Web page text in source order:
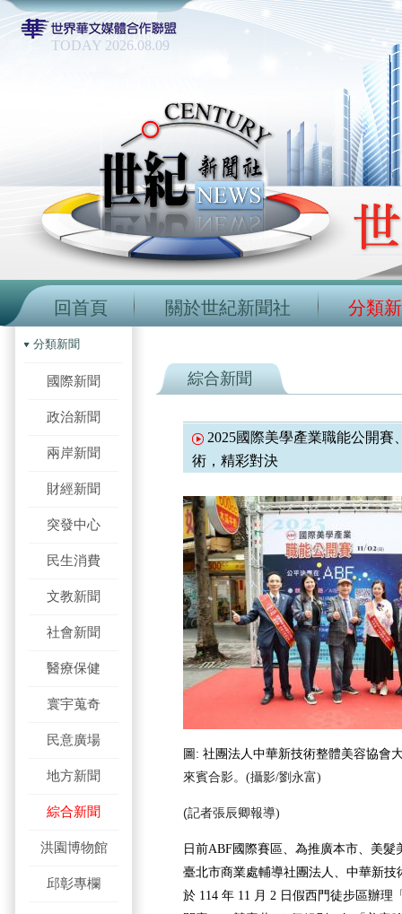
TODAY 2026.08.09
回首頁 關於世紀新聞社 分類
分類新聞
國際新聞
政治新聞
兩岸新聞
財經新聞
突發中心
民生消費
文教新聞
社會新聞
醫療保健
寰宇蒐奇
民意廣場
地方新聞
綜合新聞
洪園博物館
邱彰專欄
綜合新聞
2025國際美學產業職能公開賽
術，精彩對決
圖: 社團法人中華新技術整體美容協會
來賓合影。(攝影/劉永富)
(記者張辰卿報導)
日前ABF國際賽區、為推廣本市、美
臺北市商業處輔導社團法人、中華新技
於 114 年 11 月 2 日假西門徒步區辦理